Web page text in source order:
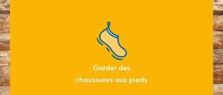
Garder des
chaussures aux pieds